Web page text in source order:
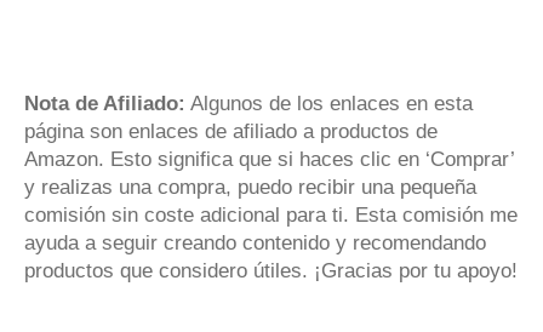
Nota de Afiliado: Algunos de los enlaces en esta
página son enlaces de afiliado a productos de
Amazon. Esto significa que si haces clic en ‘Comprar’
y realizas una compra, puedo recibir una pequeña
comisión sin coste adicional para ti. Esta comisión me
ayuda a seguir creando contenido y recomendando
productos que considero útiles. ¡Gracias por tu apoyo!